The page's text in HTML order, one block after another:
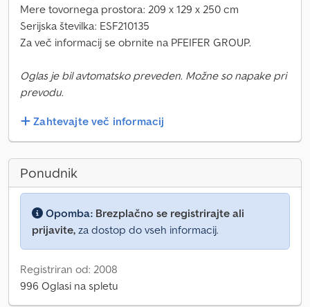
Mere tovornega prostora: 209 x 129 x 250 cm
Serijska številka: ESF210135
Za več informacij se obrnite na PFEIFER GROUP.
Oglas je bil avtomatsko preveden. Možne so napake pri
prevodu.
Zahtevajte več informacij
Ponudnik
Opomba: Brezplačno se registrirajte ali
prijavite, za dostop do vseh informacij.
Registriran od: 2008
996 Oglasi na spletu